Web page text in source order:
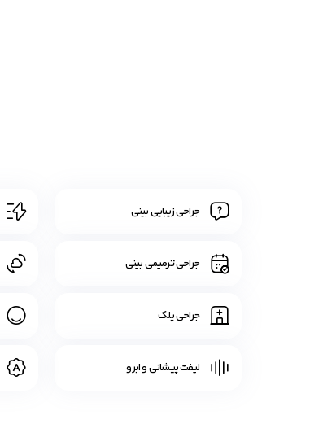
جراحی زیبایی بینی
جراحی ترمیمی بینی
جراحی پلک
لیفت پیشانی و ابرو